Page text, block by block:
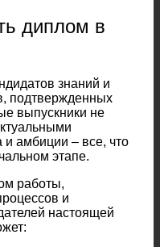
диплом в
знаний и
подтвержденных
выпускники не
амбиции – все, что
этапе.
работы,
и
настоящей